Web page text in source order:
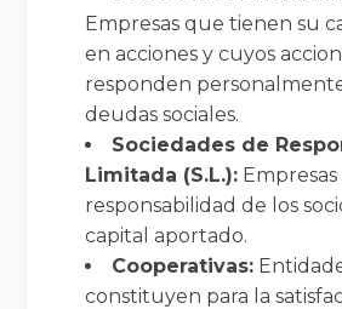
Empresas que tienen su
en acciones y cuyos
responden
deudas sociales.
Sociedades de
Limitada (S.L.):
responsabilidad de los
capital aportado.
Cooperativas:
constituyen para la